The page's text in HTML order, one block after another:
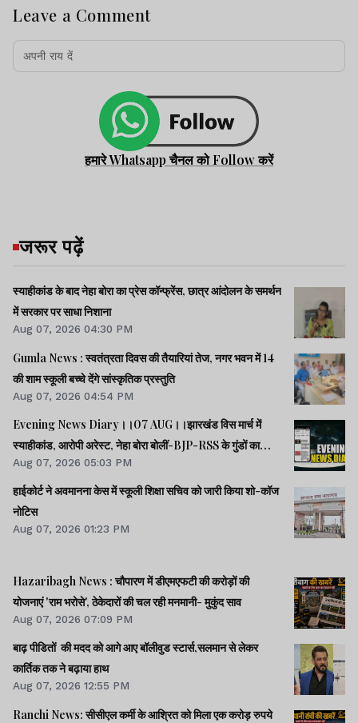
Leave a Comment
हमारे Whatsapp चैनल को Follow करें
जरूर पढ़ें
स्याहीकांड के बाद नेहा बोरा का प्रेस कॉन्फ्रेंस, छात्र आंदोलन के समर्थन
में सरकार पर साधा निशाना
Aug 07, 2026 04:30 PM
Gumla News : स्वतंत्रता दिवस की तैयारियां तेज, नगर भवन में 14
की शाम स्कूली बच्चे देंगे सांस्कृतिक प्रस्तुति
Aug 07, 2026 04:54 PM
Evening News Diary।।07 AUG।।झारखंड विस मार्च में
स्याहीकांड, आरोपी अरेस्ट, नेहा बोरा बोलीं-BJP-RSS के गुंडों का
काम।।आंदोलनरत छात्रों की समस्याओं को समझना चाहती सरकार:
CM।।छात्रों से मिले SDO, वार्ता की उम्मीद।।40 साल बाद बोफोर्स
केस बंद।।समेत कई खबरें व वीडियो।।
Aug 07, 2026 05:03 PM
हाईकोर्ट ने अवमानना केस में स्कूली शिक्षा सचिव को जारी किया शो-कॉज
नोटिस
Aug 07, 2026 01:23 PM
Hazaribagh News : चौपारण में डीएमएफटी की करोड़ों की
योजनाएं 'राम भरोसे', ठेकेदारों की चल रही मनमानी- मुकुंद साव
Aug 07, 2026 07:09 PM
बाढ़ पीडितों की मदद को आगे आए बॉलीवुड स्टार्स,सलमान से लेकर
कार्तिक तक ने बढ़ाया हाथ
Aug 07, 2026 12:55 PM
Ranchi News: सीसीएल कर्मी के आश्रित को मिला एक करोड़ रुपये